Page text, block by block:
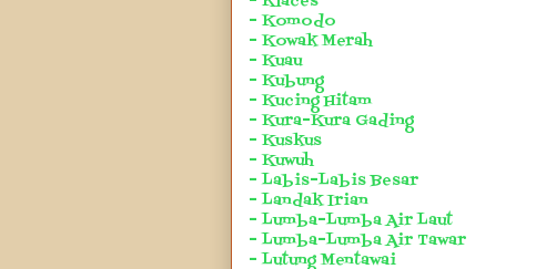
- Komodo
- Kowak Merah
- Kuau
- Kubung
- Kucing Hitam
- Kura-Kura Gading
- Kuskus
- Kuwuh
- Labis-Labis Besar
- Landak Irian
- Lumba-Lumba Air Laut
- Lumba-Lumba Air Tawar
- Lutung Mentawai